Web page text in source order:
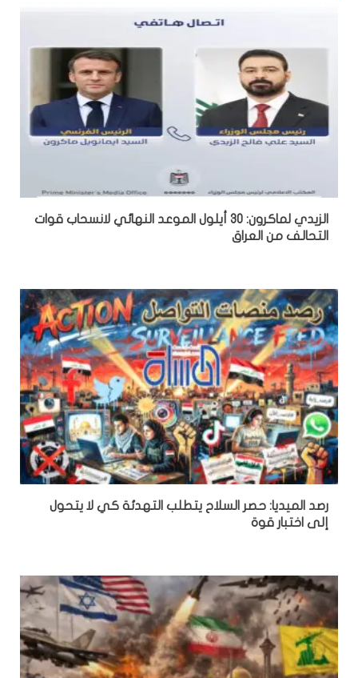
الزيدي لماكرون: 30 أيلول الموعد النهائي لانسحاب قوات
التحالف من العراق
رصد الميديا: حصر السلاح يتطلب التهدئة كي لا يتحول
إلى اختبار قوة